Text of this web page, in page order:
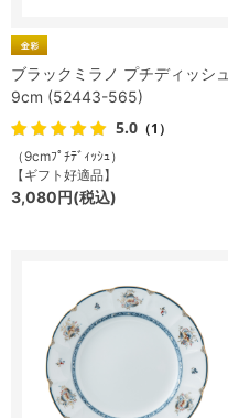
ブラックミラノ プチディッシュ
9cm (52443-565)
5.0 （1）
（9cmﾌﾟﾁﾃﾞｨｯｼｭ）
【ギフト好適品】
3,080円(税込)